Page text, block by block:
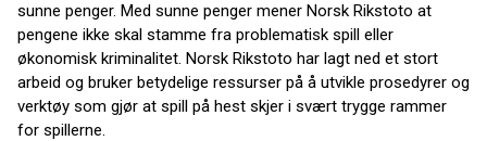
sunne penger. Med sunne penger mener Norsk Rikstoto at
pengene ikke skal stamme fra problematisk spill eller
økonomisk kriminalitet. Norsk Rikstoto har lagt ned et stort
arbeid og bruker betydelige ressurser på å utvikle prosedyrer og
verktøy som gjør at spill på hest skjer i svært trygge rammer
for spillerne.